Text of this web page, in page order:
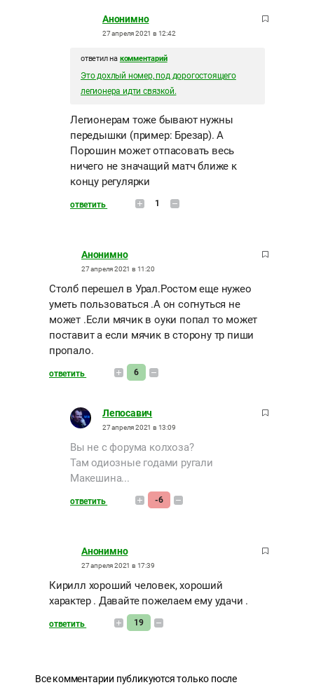
Анонимно
27 апреля 2021 в 12:42
ответил на комментарий
Это дохлый номер, под дорогостоящего
легионера идти связкой.
Легионерам тоже бывают нужны
передышки (пример: Брезар). А
Порошин может отпасовать весь
ничего не значащий матч ближе к
концу регулярки
ответить 1
Анонимно
27 апреля 2021 в 11:20
Столб перешел в Урал.Ростом еще нужео
уметь пользоваться .А он согнуться не
может .Если мячик в оуки попал то может
поставит а если мячик в сторону тр пиши
пропало.
ответить 6
Лепосавич
27 апреля 2021 в 13:09
Вы не с форума колхоза?
Там одиозные годами ругали
Макешина...
ответить -6
Анонимно
27 апреля 2021 в 17:39
Кирилл хороший человек, хороший
характер . Давайте пожелаем ему удачи .
ответить 19
Все комментарии публикуются только после